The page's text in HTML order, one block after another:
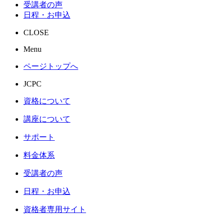
受講者の声
日程・お申込
CLOSE
Menu
ページトップへ
JCPC
資格について
講座について
サポート
料金体系
受講者の声
日程・お申込
資格者専用サイト